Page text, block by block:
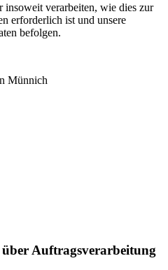
verarbeiten, wie dies zur
erforderlich ist und unsere
befolgen.
Münnich
über Auftragsverarbeitung